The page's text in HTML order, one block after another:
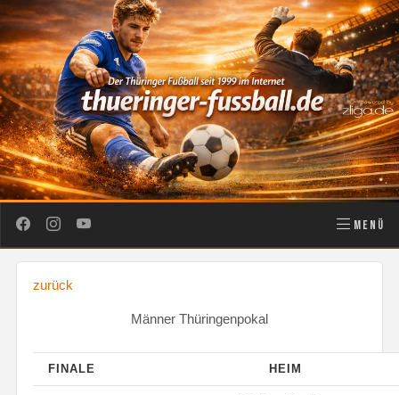
MENÜ
zurück
Männer Thüringenpokal
FINALE HEIM